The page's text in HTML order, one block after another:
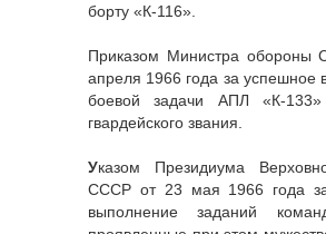
борту «К-116».
Приказом Министра обороны
апреля 1966 года за успешное
боевой задачи АПЛ «К-133»
гвардейского звания.
Указом Президиума
СССР от 23 мая 1966 года
выполнение заданий